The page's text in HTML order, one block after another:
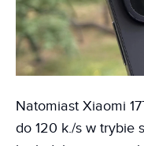
Natomiast Xiaomi
do 120 k./s w trybie